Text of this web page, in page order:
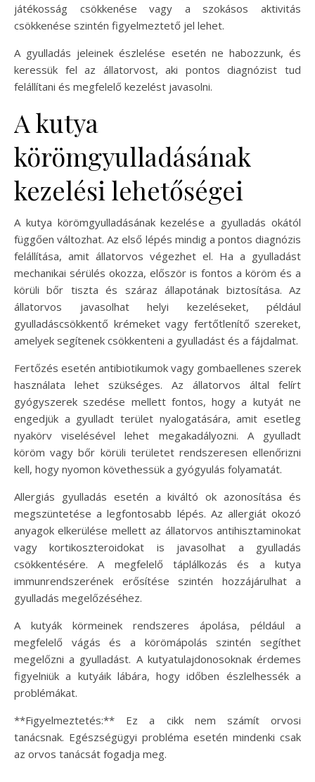
játékosság csökkenése vagy a szokásos aktivitás
csökkenése szintén figyelmeztető jel lehet.
A gyulladás jeleinek észlelése esetén ne habozzunk, és
keressük fel az állatorvost, aki pontos diagnózist tud
felállítani és megfelelő kezelést javasolni.
A kutya
körömgyulladásának
kezelési lehetőségei
A kutya körömgyulladásának kezelése a gyulladás okától
függően változhat. Az első lépés mindig a pontos diagnózis
felállítása, amit állatorvos végezhet el. Ha a gyulladást
mechanikai sérülés okozza, először is fontos a köröm és a
körüli bőr tiszta és száraz állapotának biztosítása. Az
állatorvos javasolhat helyi kezeléseket, például
gyulladáscsökkentő krémeket vagy fertőtlenítő szereket,
amelyek segítenek csökkenteni a gyulladást és a fájdalmat.
Fertőzés esetén antibiotikumok vagy gombaellenes szerek
használata lehet szükséges. Az állatorvos által felírt
gyógyszerek szedése mellett fontos, hogy a kutyát ne
engedjük a gyulladt terület nyalogatására, amit esetleg
nyakörv viselésével lehet megakadályozni. A gyulladt
köröm vagy bőr körüli területet rendszeresen ellenőrizni
kell, hogy nyomon követhessük a gyógyulás folyamatát.
Allergiás gyulladás esetén a kiváltó ok azonosítása és
megszüntetése a legfontosabb lépés. Az allergiát okozó
anyagok elkerülése mellett az állatorvos antihisztaminokat
vagy kortikoszteroidokat is javasolhat a gyulladás
csökkentésére. A megfelelő táplálkozás és a kutya
immunrendszerének erősítése szintén hozzájárulhat a
gyulladás megelőzéséhez.
A kutyák körmeinek rendszeres ápolása, például a
megfelelő vágás és a körömápolás szintén segíthet
megelőzni a gyulladást. A kutyatulajdonosoknak érdemes
figyelniük a kutyáik lábára, hogy időben észlelhessék a
problémákat.
**Figyelmeztetés:** Ez a cikk nem számít orvosi
tanácsnak. Egészségügyi probléma esetén mindenki csak
az orvos tanácsát fogadja meg.